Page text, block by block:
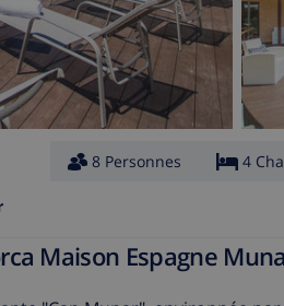
8 Personnes 4
Maison Espagne